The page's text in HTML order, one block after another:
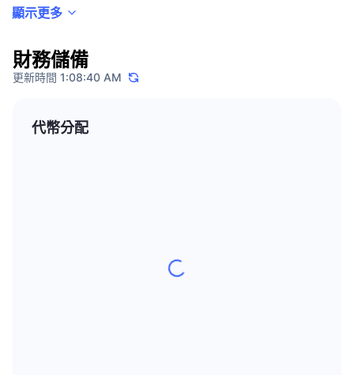
熱門
新推出
政治
加密貨幣 ETF
比特幣 ETF
x402
新聞
該交易所持有歐洲支付機構執照，以及紐約的 BitLicense，也接受四大會計師
誰創辦 Bitstamp？
Demian Merlak 在盧比亞納大學攻讀計算機與資訊科學。他最初在 Kilka 和
2018 年，NXMH 取得 Bitstamp 80% 股權後，Merlak 隨即售出自己所有公司
持股，卸下董事一職。Nejc Kodric 繼續擔任執行長，但後來由 Gemini 的董事
顯示更多
財務儲備
更新時間 1:08:40 AM
代幣分配